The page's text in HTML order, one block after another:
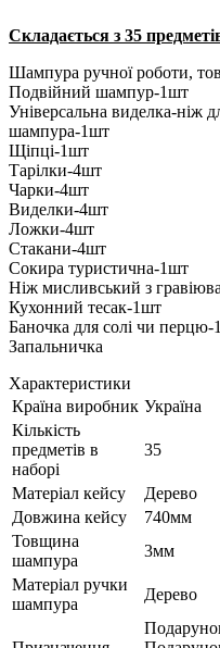
Складається з 35
Шампура ручної роботи,
Подвійний шампур-1шт
Універсальна виделка-ніж
шампура-1шт
Щіпці-1шт
Тарілки-4шт
Чарки-4шт
Виделки-4шт
Ложки-4шт
Стакани-4шт
Сокира туристична-1шт
Ніж мисливський з
Кухонний тесак-1шт
Баночка для солі чи перцю-
Запальничка
Характеристики
Країна виробник Україна
Кількість
предметів в
наборі
35
Матеріал кейсу
Дерево
Довжина кейсу
740мм
Товщина
шампура
3мм
Матеріал ручки
шампура
Дерево